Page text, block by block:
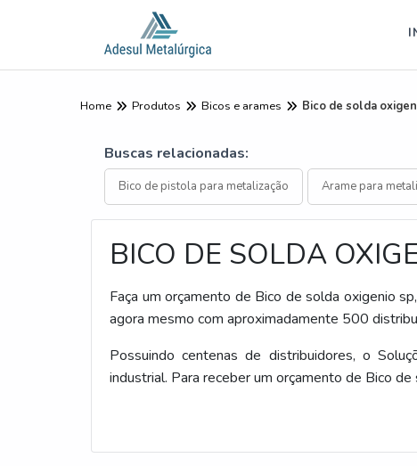
Home Produtos Bicos e arames Bico de solda
Buscas relacionadas:
Bico de pistola para metalização Arame para
BICO DE SOLDA
Faça um orçamento de Bico de solda oxigenio
agora mesmo com aproximadamente 500
Possuindo centenas de distribuidores, o
industrial. Para receber um orçamento de Bico